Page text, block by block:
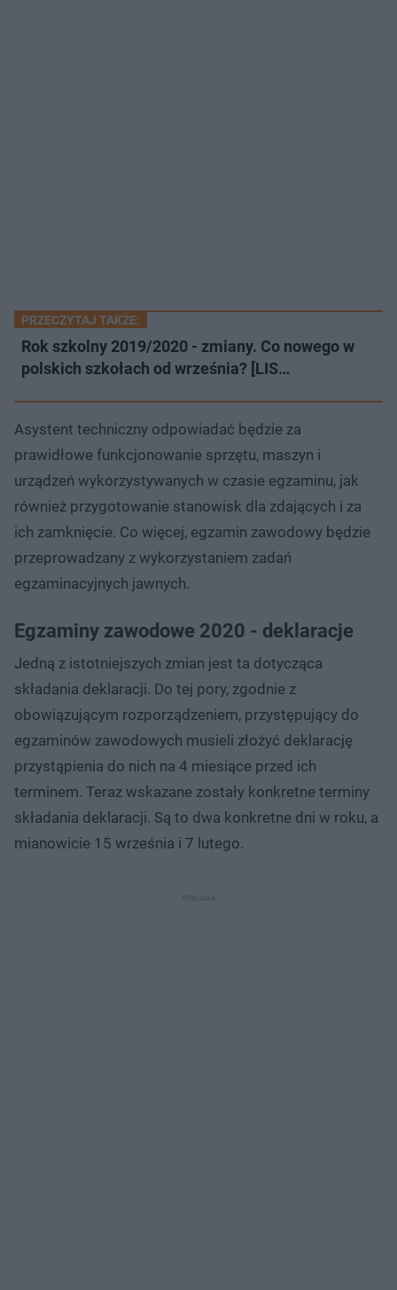
PRZECZYTAJ TAKŻE:
Rok szkolny 2019/2020 - zmiany. Co nowego w
polskich szkołach od września? [LIS…
Asystent techniczny odpowiadać będzie za
prawidłowe funkcjonowanie sprzętu, maszyn i
urządzeń wykorzystywanych w czasie egzaminu, jak
również przygotowanie stanowisk dla zdających i za
ich zamknięcie. Co więcej, egzamin zawodowy będzie
przeprowadzany z wykorzystaniem zadań
egzaminacyjnych jawnych.
Egzaminy zawodowe 2020 - deklaracje
Jedną z istotniejszych zmian jest ta dotycząca
składania deklaracji. Do tej pory, zgodnie z
obowiązującym rozporządzeniem, przystępujący do
egzaminów zawodowych musieli złożyć deklarację
przystąpienia do nich na 4 miesiące przed ich
terminem. Teraz wskazane zostały konkretne terminy
składania deklaracji. Są to dwa konkretne dni w roku, a
mianowicie 15 września i 7 lutego.